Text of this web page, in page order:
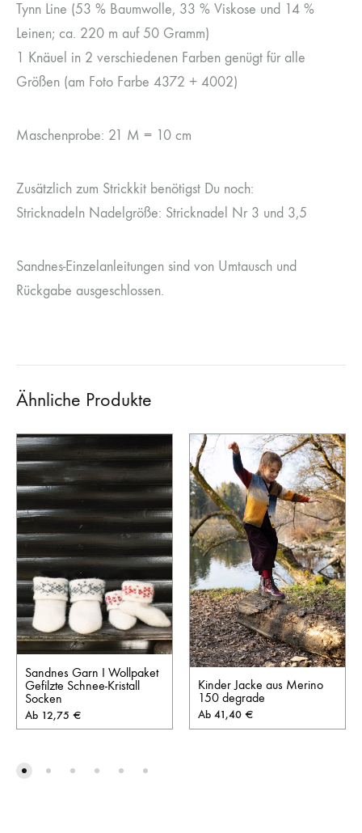
Tynn Line (53 % Baumwolle, 33 % Viskose und 14 %
Leinen; ca. 220 m auf 50 Gramm)
1 Knäuel in 2 verschiedenen Farben genügt für alle
Größen (am Foto Farbe 4372 + 4002)
Maschenprobe: 21 M = 10 cm
Zusätzlich zum Strickkit benötigst Du noch:
Stricknadeln Nadelgröße: Stricknadel Nr 3 und 3,5
Sandnes-Einzelanleitungen sind von Umtausch und
Rückgabe ausgeschlossen.
Ähnliche Produkte
Sandnes Garn I Wollpaket
Gefilzte Schnee-Kristall
Socken
Ab 12,75 €
Kinder Jacke aus Merino
150 degrade
Ab 41,40 €